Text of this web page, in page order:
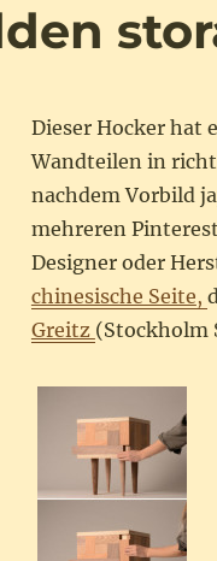
Dieser Hocker hat
Wandteilen in
nachdem Vorbild
mehreren
Designer oder
chinesische Seite,
Greitz (Stockholm